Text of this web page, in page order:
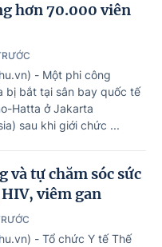
hơn 70.000 viên
- Một phi công
bị bắt tại sân bay quốc tế
Hatta ở Jakarta
sau khi giới chức ...
và tự chăm sóc sức
viêm gan
- Tổ chức Y tế Thế